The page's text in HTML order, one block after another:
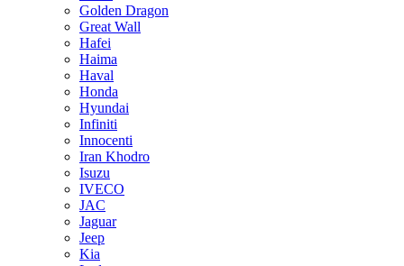
Golden Dragon
Great Wall
Hafei
Haima
Haval
Honda
Hyundai
Infiniti
Innocenti
Iran Khodro
Isuzu
IVECO
JAC
Jaguar
Jeep
Kia